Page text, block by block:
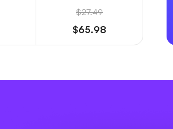
$27.49
$65.98